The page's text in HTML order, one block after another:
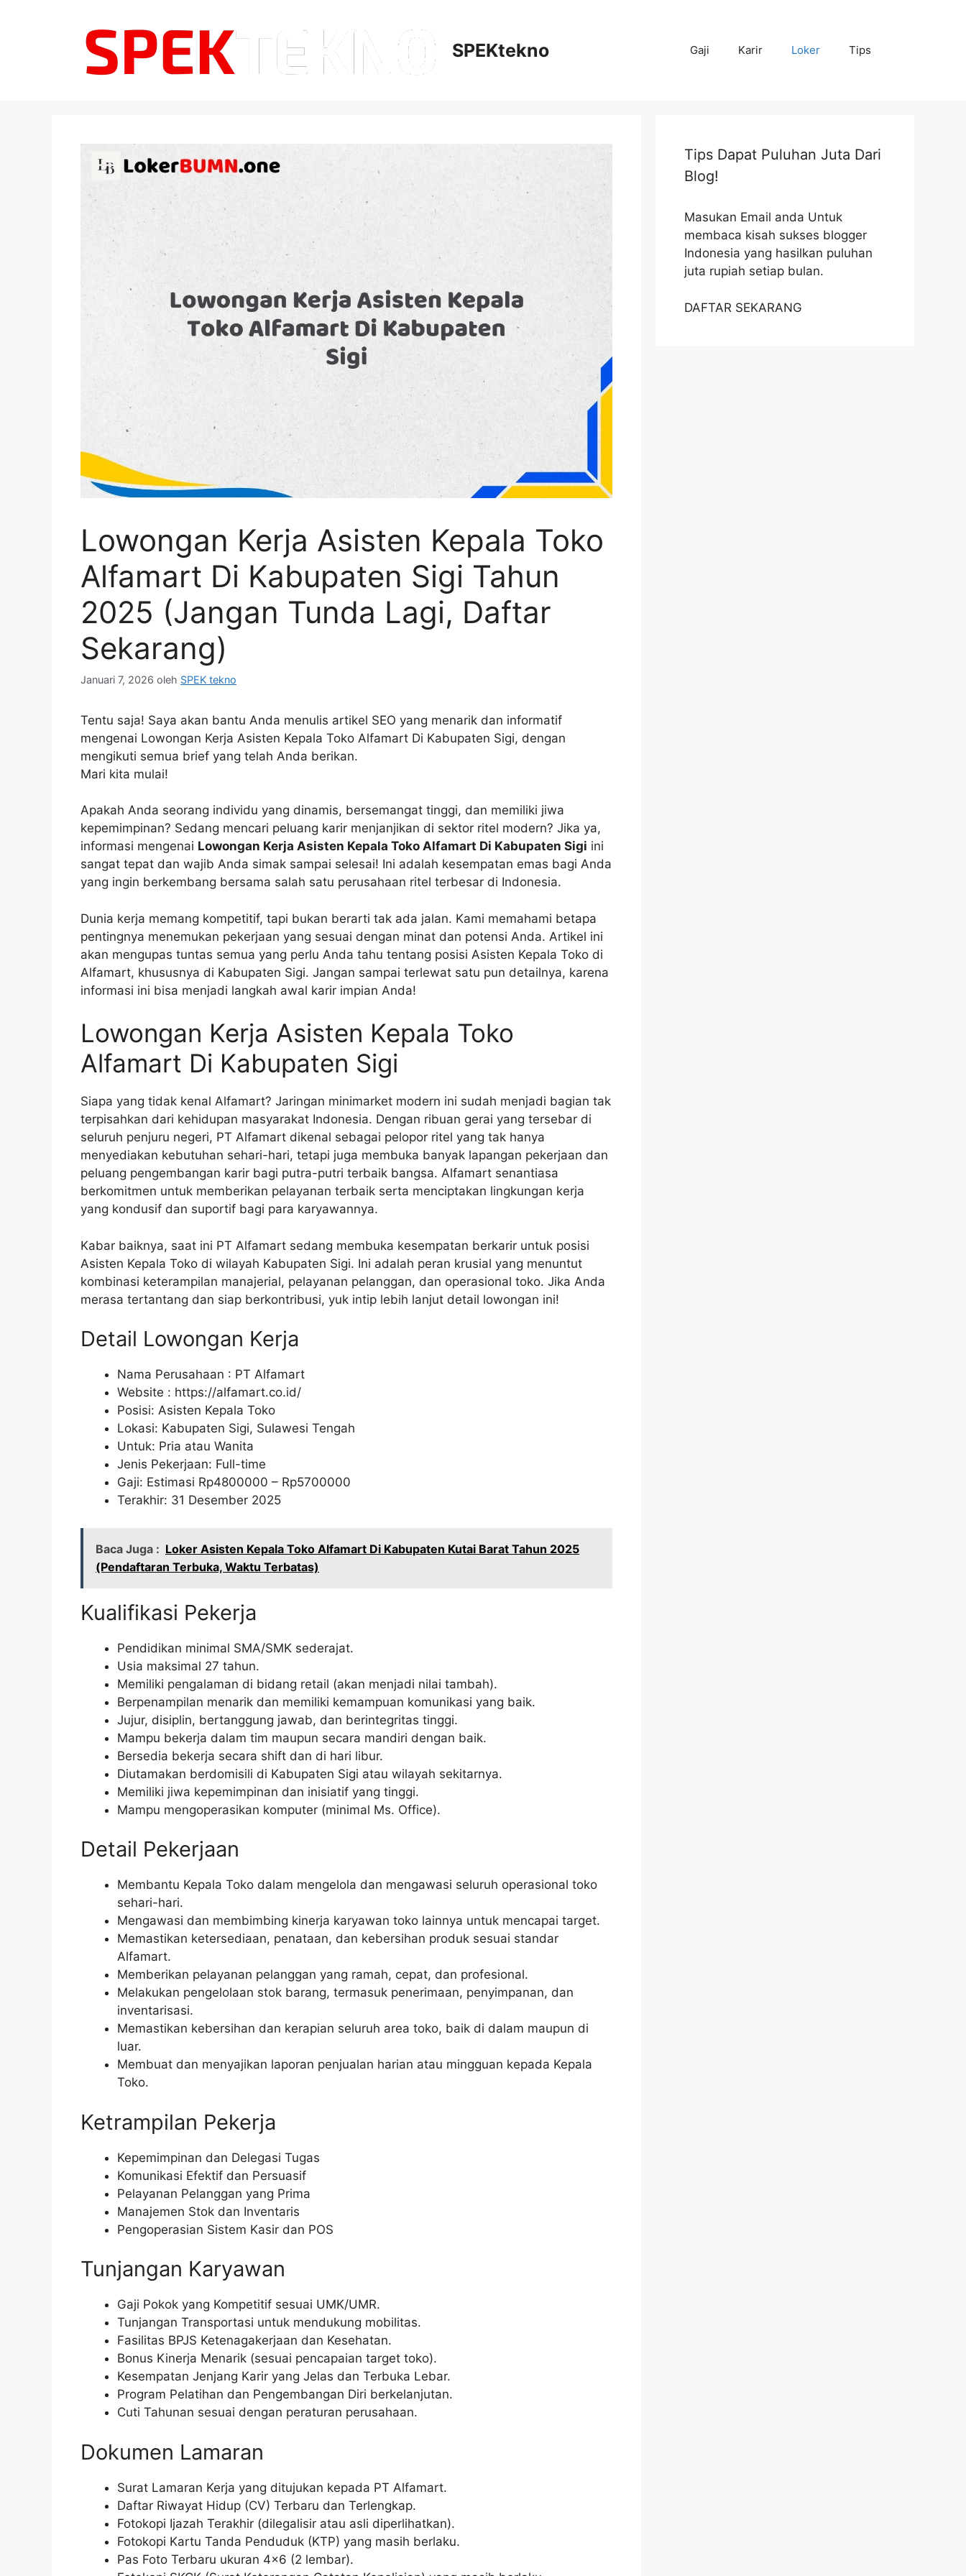
SPEKtekno Gaji Karir Loker Tips
Lowongan Kerja Asisten Kepala Toko
Alfamart Di Kabupaten Sigi Tahun
2025 (Jangan Tunda Lagi, Daftar
Sekarang)
Januari 7, 2026 oleh SPEK tekno
Tentu saja! Saya akan bantu Anda menulis artikel SEO yang menarik dan informatif
mengenai Lowongan Kerja Asisten Kepala Toko Alfamart Di Kabupaten Sigi, dengan
mengikuti semua brief yang telah Anda berikan.
Mari kita mulai!
Apakah Anda seorang individu yang dinamis, bersemangat tinggi, dan memiliki jiwa
kepemimpinan? Sedang mencari peluang karir menjanjikan di sektor ritel modern? Jika ya,
informasi mengenai Lowongan Kerja Asisten Kepala Toko Alfamart Di Kabupaten Sigi ini
sangat tepat dan wajib Anda simak sampai selesai! Ini adalah kesempatan emas bagi Anda
yang ingin berkembang bersama salah satu perusahaan ritel terbesar di Indonesia.
Dunia kerja memang kompetitif, tapi bukan berarti tak ada jalan. Kami memahami betapa
pentingnya menemukan pekerjaan yang sesuai dengan minat dan potensi Anda. Artikel ini
akan mengupas tuntas semua yang perlu Anda tahu tentang posisi Asisten Kepala Toko di
Alfamart, khususnya di Kabupaten Sigi. Jangan sampai terlewat satu pun detailnya, karena
informasi ini bisa menjadi langkah awal karir impian Anda!
Lowongan Kerja Asisten Kepala Toko
Alfamart Di Kabupaten Sigi
Siapa yang tidak kenal Alfamart? Jaringan minimarket modern ini sudah menjadi bagian tak
terpisahkan dari kehidupan masyarakat Indonesia. Dengan ribuan gerai yang tersebar di
seluruh penjuru negeri, PT Alfamart dikenal sebagai pelopor ritel yang tak hanya
menyediakan kebutuhan sehari-hari, tetapi juga membuka banyak lapangan pekerjaan dan
peluang pengembangan karir bagi putra-putri terbaik bangsa. Alfamart senantiasa
berkomitmen untuk memberikan pelayanan terbaik serta menciptakan lingkungan kerja
yang kondusif dan suportif bagi para karyawannya.
Kabar baiknya, saat ini PT Alfamart sedang membuka kesempatan berkarir untuk posisi
Asisten Kepala Toko di wilayah Kabupaten Sigi. Ini adalah peran krusial yang menuntut
kombinasi keterampilan manajerial, pelayanan pelanggan, dan operasional toko. Jika Anda
merasa tertantang dan siap berkontribusi, yuk intip lebih lanjut detail lowongan ini!
Detail Lowongan Kerja
Nama Perusahaan : PT Alfamart
Website : https://alfamart.co.id/
Posisi: Asisten Kepala Toko
Lokasi: Kabupaten Sigi, Sulawesi Tengah
Untuk: Pria atau Wanita
Jenis Pekerjaan: Full-time
Gaji: Estimasi Rp4800000 – Rp5700000
Terakhir: 31 Desember 2025
Baca Juga : Loker Asisten Kepala Toko Alfamart Di Kabupaten Kutai Barat Tahun 2025
(Pendaftaran Terbuka, Waktu Terbatas)
Kualifikasi Pekerja
Pendidikan minimal SMA/SMK sederajat.
Usia maksimal 27 tahun.
Memiliki pengalaman di bidang retail (akan menjadi nilai tambah).
Berpenampilan menarik dan memiliki kemampuan komunikasi yang baik.
Jujur, disiplin, bertanggung jawab, dan berintegritas tinggi.
Mampu bekerja dalam tim maupun secara mandiri dengan baik.
Bersedia bekerja secara shift dan di hari libur.
Diutamakan berdomisili di Kabupaten Sigi atau wilayah sekitarnya.
Memiliki jiwa kepemimpinan dan inisiatif yang tinggi.
Mampu mengoperasikan komputer (minimal Ms. Office).
Detail Pekerjaan
Membantu Kepala Toko dalam mengelola dan mengawasi seluruh operasional toko
sehari-hari.
Mengawasi dan membimbing kinerja karyawan toko lainnya untuk mencapai target.
Memastikan ketersediaan, penataan, dan kebersihan produk sesuai standar
Alfamart.
Memberikan pelayanan pelanggan yang ramah, cepat, dan profesional.
Melakukan pengelolaan stok barang, termasuk penerimaan, penyimpanan, dan
inventarisasi.
Memastikan kebersihan dan kerapian seluruh area toko, baik di dalam maupun di
luar.
Membuat dan menyajikan laporan penjualan harian atau mingguan kepada Kepala
Toko.
Ketrampilan Pekerja
Kepemimpinan dan Delegasi Tugas
Komunikasi Efektif dan Persuasif
Pelayanan Pelanggan yang Prima
Manajemen Stok dan Inventaris
Pengoperasian Sistem Kasir dan POS
Tunjangan Karyawan
Gaji Pokok yang Kompetitif sesuai UMK/UMR.
Tunjangan Transportasi untuk mendukung mobilitas.
Fasilitas BPJS Ketenagakerjaan dan Kesehatan.
Bonus Kinerja Menarik (sesuai pencapaian target toko).
Kesempatan Jenjang Karir yang Jelas dan Terbuka Lebar.
Program Pelatihan dan Pengembangan Diri berkelanjutan.
Cuti Tahunan sesuai dengan peraturan perusahaan.
Dokumen Lamaran
Surat Lamaran Kerja yang ditujukan kepada PT Alfamart.
Daftar Riwayat Hidup (CV) Terbaru dan Terlengkap.
Fotokopi Ijazah Terakhir (dilegalisir atau asli diperlihatkan).
Fotokopi Kartu Tanda Penduduk (KTP) yang masih berlaku.
Pas Foto Terbaru ukuran 4×6 (2 lembar).
Tips Dapat Puluhan Juta Dari
Blog!
Masukan Email anda Untuk
membaca kisah sukses blogger
Indonesia yang hasilkan puluhan
juta rupiah setiap bulan.
DAFTAR SEKARANG